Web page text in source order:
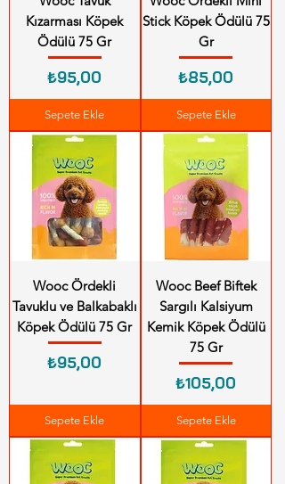
Kızarması Köpek
Ödülü 75 Gr
Fiyat
₺95,00
Sepete Ekle
Stick Köpek Ödülü 75
Gr
Fiyat
₺85,00
Sepete Ekle
Wooc Ördekli
Tavuklu ve Balkabaklı
Köpek Ödülü 75 Gr
Fiyat
₺95,00
Sepete Ekle
Wooc Beef Biftek
Sargılı Kalsiyum
Kemik Köpek Ödülü
75 Gr
Fiyat
₺105,00
Sepete Ekle